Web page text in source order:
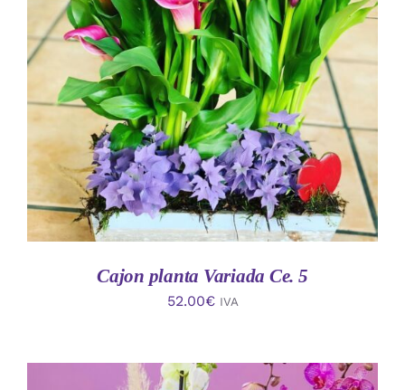
AÑADIR AL CARRITO
/
DETALLES
Cajon planta Variada Ce. 5
52.00€ IVA